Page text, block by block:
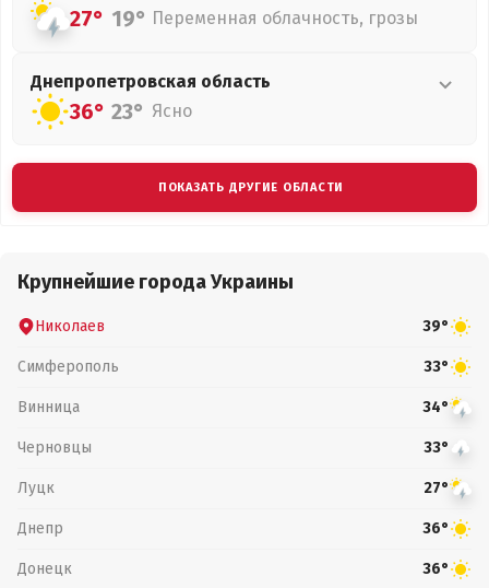
27° 19° Переменная облачность, грозы
Днепропетровская область
36° 23° Ясно
ПОКАЗАТЬ ДРУГИЕ ОБЛАСТИ
Крупнейшие города Украины
Николаев 39°
Симферополь 33°
Винница 34°
Черновцы 33°
Луцк 27°
Днепр 36°
Донецк 36°